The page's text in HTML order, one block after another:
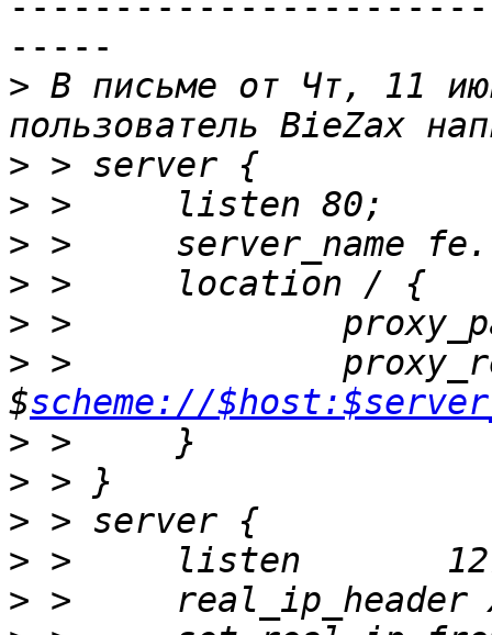
-----
> В письме от Чт, 11
>
>
>
>
>
>
>
>
$scheme://
>
>
>
>
>